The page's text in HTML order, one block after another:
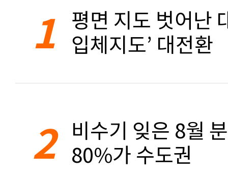
1 평면 지도 벗어난
입체지도’ 대전환
2 비수기 잊은 8월
80%가 수도권